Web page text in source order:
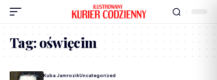
Tag:oświęcim
Dodane Przez Kuba JamrozikUncategorized